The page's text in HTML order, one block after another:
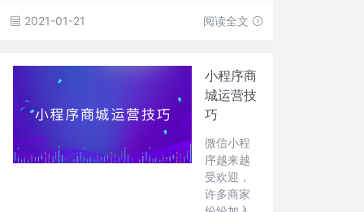
2021-01-21 阅读全文
小程序商
城运营技
巧
微信小程
序越来越
受欢迎，
许多商家